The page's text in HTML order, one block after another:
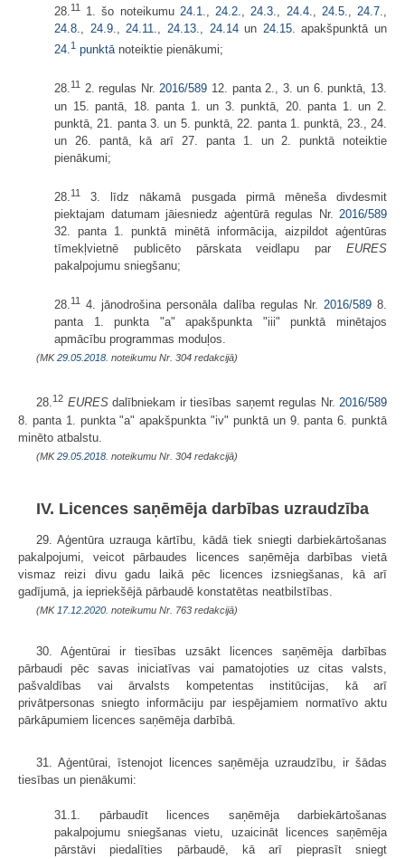
28.11 1. šo noteikumu 24.1.,24.2.,24.3., 24.4., 24.5.,24.7.,
24.8., 24.9.,24.11., 24.13., 24.14un 24.15. apakšpunktā un
24.1 punktānoteiktie pienākumi;
28.11 2. regulas Nr.2016/589 12. panta 2., 3. un 6. punktā, 13.
un 15. pantā, 18. panta 1. un 3. punktā, 20. panta 1. un 2.
punktā, 21. panta 3. un 5. punktā, 22. panta 1. punktā, 23., 24.
un 26. pantā, kā arī 27. panta 1. un 2. punktā noteiktie
pienākumi;
28.11
3. līdz nākamā pusgada pirmā mēneša divdesmit
piektajam datumam jāiesniedz aģentūrā regulas Nr. 2016/589
32. panta 1. punktā minētā informācija, aizpildot aģentūras
tīmekļvietnē publicēto pārskata veidlapu par EURES
pakalpojumu sniegšanu;
28.11 4. jānodrošina personāla dalība regulas Nr. 2016/5898.
panta 1. punkta "a" apakšpunkta "iii" punktā minētajos
apmācību programmas moduļos.
(MK29.05.2018. noteikumu Nr. 304 redakcijā)
28.12 EURESdalībniekam ir tiesības saņemt regulas Nr. 2016/589
8. panta 1. punkta "a" apakšpunkta "iv" punktā un 9. panta 6. punktā
minēto atbalstu.
(MK29.05.2018. noteikumu Nr. 304 redakcijā)
IV. Licences saņēmēja darbības uzraudzība
29. Aģentūra uzrauga kārtību, kādā tiek sniegti darbiekārtošanas
pakalpojumi, veicot pārbaudes licences saņēmēja darbības vietā
vismaz reizi divu gadu laikā pēc licences izsniegšanas, kā arī
gadījumā, ja iepriekšējā pārbaudē konstatētas neatbilstības.
(MK 17.12.2020. noteikumu Nr. 763 redakcijā)
30. Aģentūrai ir tiesības uzsākt licences saņēmēja darbības
pārbaudi pēc savas iniciatīvas vai pamatojoties uz citas valsts,
pašvaldības vai ārvalsts kompetentas institūcijas, kā arī
privātpersonas sniegto informāciju par iespējamiem normatīvo aktu
pārkāpumiem licences saņēmēja darbībā.
31. Aģentūrai, īstenojot licences saņēmēja uzraudzību, ir šādas
tiesības un pienākumi:
31.1. pārbaudīt licences saņēmēja darbiekārtošanas
pakalpojumu sniegšanas vietu, uzaicināt licences saņēmēja
pārstāvi piedalīties pārbaudē, kā arī pieprasīt sniegt